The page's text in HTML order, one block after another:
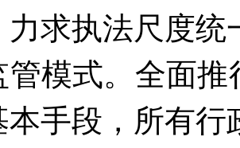
力求执法尺度
管模式。全面推
本手段，所有